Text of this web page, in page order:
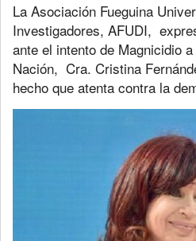
La Asociación Fueguina
Investigadores, AFUDI,
ante el intento de Magnicidio
Nación, Cra. Cristina
hecho que atenta contra la